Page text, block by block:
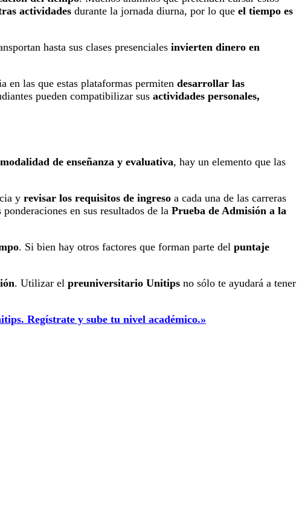
actividades durante la jornada diurna, por lo que el tiempo es
hasta sus clases presenciales invierten dinero en
en las que estas plataformas permiten desarrollar las
pueden compatibilizar sus actividades personales,
modalidad de enseñanza y evaluativa, hay un elemento que las
y revisar los requisitos de ingreso a cada una de las carreras
en sus resultados de la Prueba de Admisión a la
. Si bien hay otros factores que forman parte del puntaje
. Utilizar el preuniversitario Unitips no sólo te ayudará a tener
Regístrate y sube tu nivel académico.»